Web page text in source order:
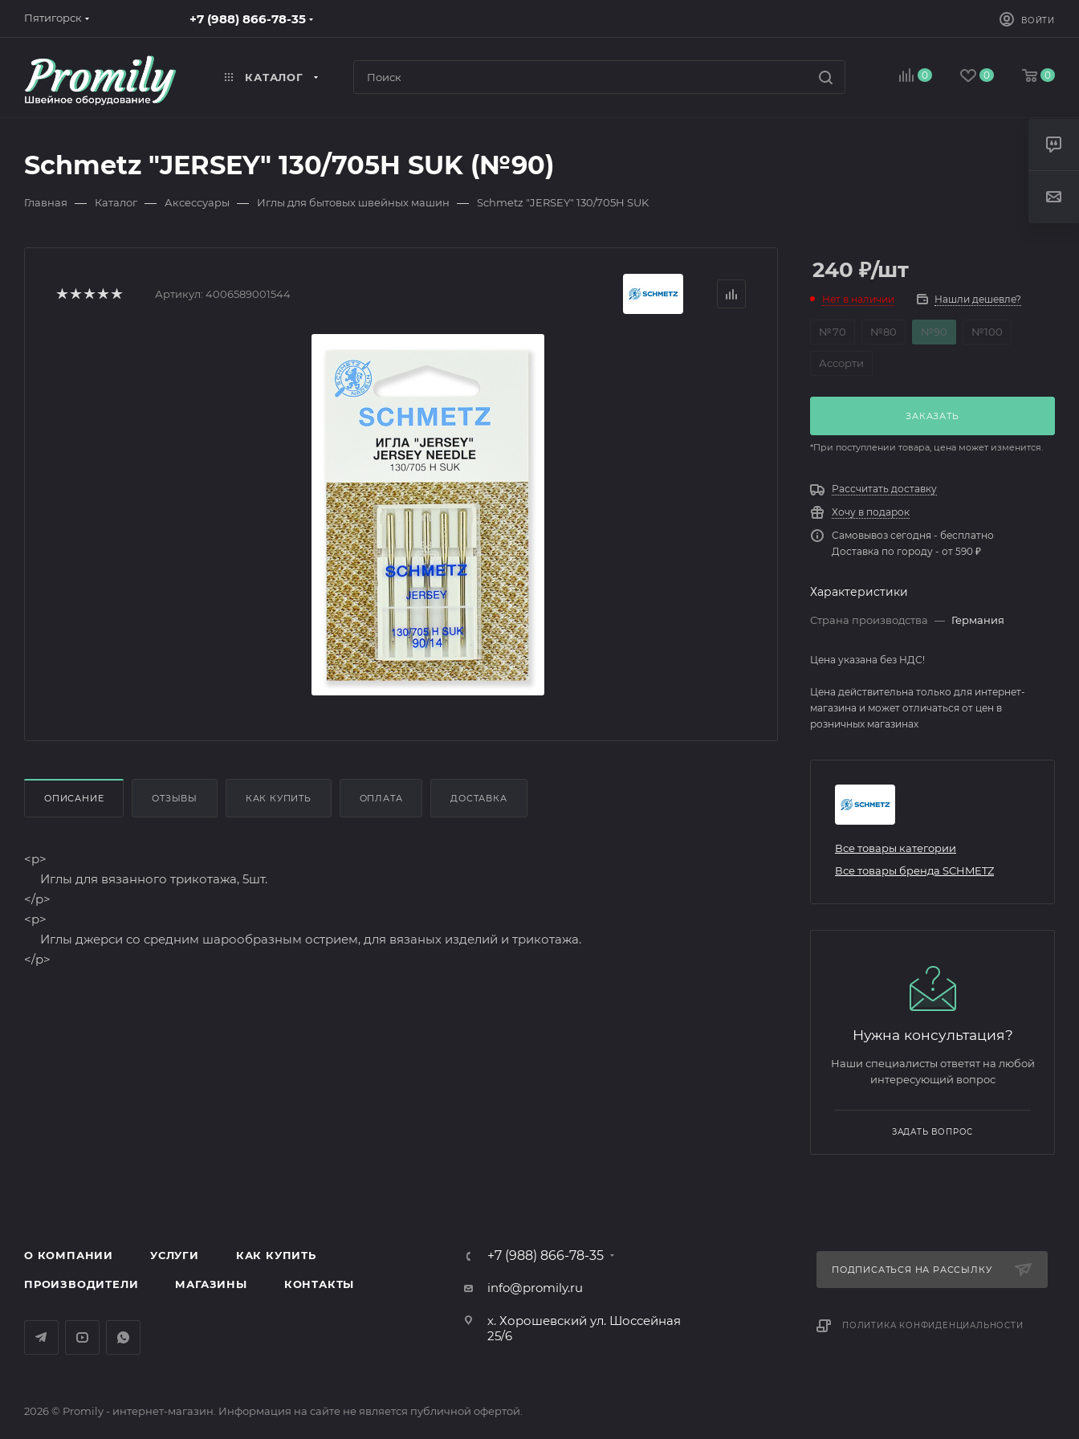
Пятигорск +7 (988) 866-78-35 ВОЙТИ
КАТАЛОГ 0 0 0
Schmetz "JERSEY" 130/705H SUK (№90)
Главная — Каталог — Аксессуары — Иглы для бытовых швейных машин — Schmetz "JERSEY" 130/705H SUK
Артикул: 4006589001544
ОПИСАНИЕ ОТЗЫВЫ КАК КУПИТЬ ОПЛАТА ДОСТАВКА
<p>
Иглы для вязанного трикотажа, 5шт.
</p>
<p>
Иглы джерси со средним шарообразным острием, для вязаных изделий и трикотажа.
</p>
240 ₽/шт
Нет в наличии Нашли дешевле?
№70 №80 №90 №100
Ассорти
ЗАКАЗАТЬ
*При поступлении товара, цена может изменится.
Рассчитать доставку
Хочу в подарок
Самовывоз сегодня - бесплатно
Доставка по городу - от 590 ₽
Характеристики
Страна производства — Германия
Цена указана без НДС!
Цена действительна только для интернет-
магазина и может отличаться от цен в
розничных магазинах
Все товары категории
Все товары бренда SCHMETZ
Нужна консультация?
Наши специалисты ответят на любой
интересующий вопрос
ЗАДАТЬ ВОПРОС
О КОМПАНИИ УСЛУГИ КАК КУПИТЬ
ПРОИЗВОДИТЕЛИ МАГАЗИНЫ КОНТАКТЫ
+7 (988) 866-78-35
info@promily.ru
х. Хорошевский ул. Шоссейная
25/6
ПОДПИСАТЬСЯ НА РАССЫЛКУ
ПОЛИТИКА КОНФИДЕНЦИАЛЬНОСТИ
2026 © Promily - интернет-магазин. Информация на сайте не является публичной офертой.